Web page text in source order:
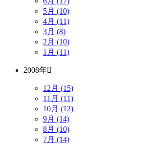
5月 (10)
4月 (11)
3月 (8)
2月 (10)
1月 (11)
2008年
12月 (15)
11月 (11)
10月 (12)
9月 (14)
8月 (10)
7月 (14)